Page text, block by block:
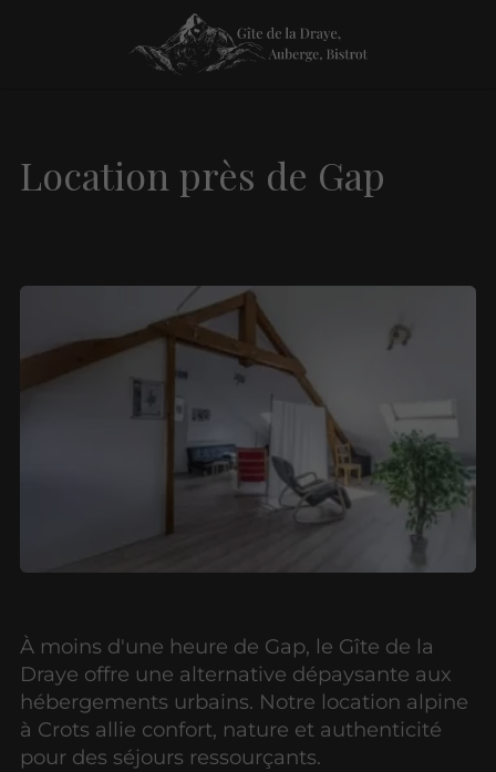
Location près de Gap
À moins d'une heure de Gap, le Gîte de la
Draye offre une alternative dépaysante aux
hébergements urbains. Notre location alpine
à Crots allie confort, nature et authenticité
pour des séjours ressourçants.